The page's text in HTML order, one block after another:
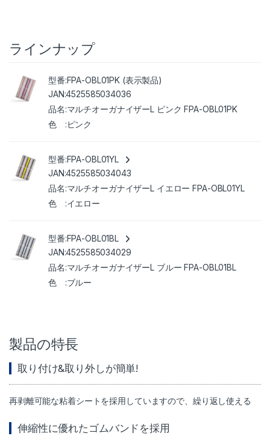
ラインナップ
FPA-OBL01PK (表示製品)
4525585034036
マルチオーガナイザーL ピンク FPA-OBL01PK
ピンク
FPA-OBL01YL
4525585034043
マルチオーガナイザーL イエロー FPA-OBL01YL
イエロー
FPA-OBL01BL
4525585034029
マルチオーガナイザーL ブルー FPA-OBL01BL
ブルー
製品の特長
取り付け&取り外しが簡単!
再剥離可能な粘着シートを採用していますので、繰り返し使える
伸縮性に優れたゴムバンドを採用